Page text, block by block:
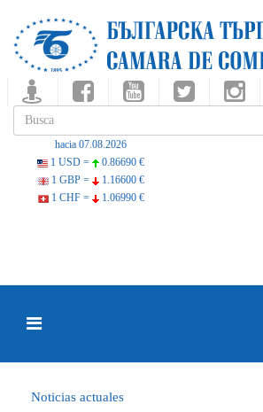
hacia 07.08.2026
1 USD =
0.86690 €
1 GBP =
1.16600 €
1 CHF =
1.06990 €
Noticias actuales